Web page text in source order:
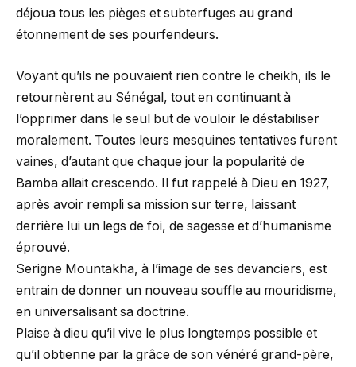
déjoua tous les pièges et subterfuges au grand
étonnement de ses pourfendeurs.
Voyant qu’ils ne pouvaient rien contre le cheikh, ils le
retournèrent au Sénégal, tout en continuant à
l’opprimer dans le seul but de vouloir le déstabiliser
moralement. Toutes leurs mesquines tentatives furent
vaines, d’autant que chaque jour la popularité de
Bamba allait crescendo. Il fut rappelé à Dieu en 1927,
après avoir rempli sa mission sur terre, laissant
derrière lui un legs de foi, de sagesse et d’humanisme
éprouvé.
Serigne Mountakha, à l’image de ses devanciers, est
entrain de donner un nouveau souffle au mouridisme,
en universalisant sa doctrine.
Plaise à dieu qu’il vive le plus longtemps possible et
qu’il obtienne par la grâce de son vénéré grand-père,